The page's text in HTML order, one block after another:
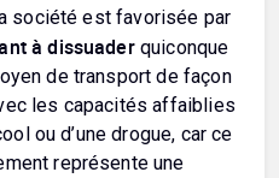
société est favorisée par
à dissuaderquiconque
de transport de façon
les capacités affaiblies
ou d’une drogue, car ce
représente une